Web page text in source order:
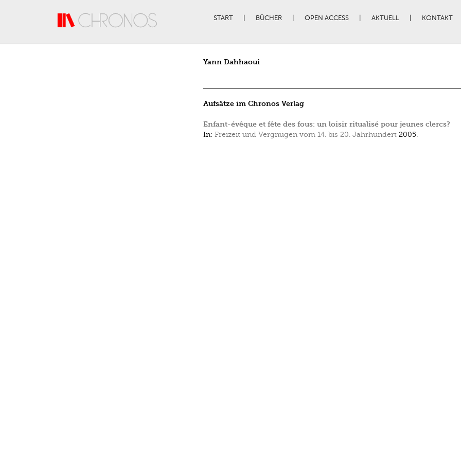
START BÜCHER OPEN ACCESS AKTUELL KONTAKT
Yann Dahhaoui
Aufsätze im Chronos Verlag
Enfant-évêque et fête des fous: un loisir ritualisé pour jeunes clercs?
In: Freizeit und Vergnügen vom 14. bis 20. Jahrhundert 2005.